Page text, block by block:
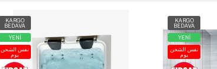
KARGO
BEDAVA
YENİ
نفس الشحن
يوم
KARGO
BEDAVA
YENİ
نفس الشحن
يوم